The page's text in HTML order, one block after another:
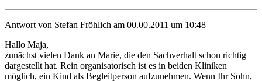
Antwort von Stefan Fröhlich am 00.00.2011 um 10:48
Hallo Maja,
zunächst vielen Dank an Marie, die den Sachverhalt schon richtig
dargestellt hat. Rein organisatorisch ist es in beiden Kliniken
möglich, ein Kind als Begleitperson aufzunehmen. Wenn Ihr Sohn,